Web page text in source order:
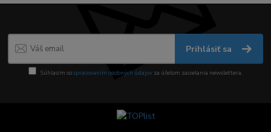
Prihlásiť sa
Súhlasím sospracovaním osobných údajov za účelom zasielania newslettera.